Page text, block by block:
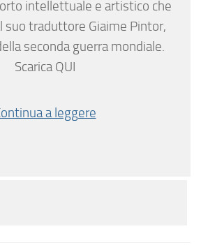
intellettuale e artistico che
suo traduttore Giaime Pintor,
seconda guerra mondiale.
Scarica QUI
a leggere